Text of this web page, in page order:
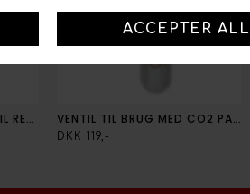
2 STK. CO2 PATRONER TIL REGULERING AF DÆKTRYK VENTIL TIL BRUG MED CO2 PATRON
DKK 119,-